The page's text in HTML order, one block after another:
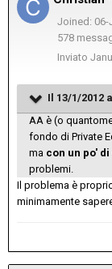
Joined: 06-
578
Inviato
Il 13/1/2012
AA è (o
fondo di Private
ma con un po'
problemi.
Il problema è
minimamente